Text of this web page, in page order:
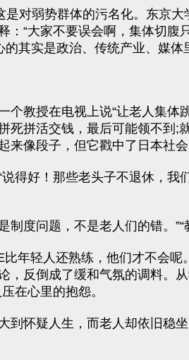
对弱势群体的污名化。东京大
“大家不要误会啊，集体切腹
其实是政治、传统产业、媒
教授在电视上说“让老人集体
拼活交钱，最后可能领不到;
像段子，但它戳中了日本社会
得好！那些老头子不退休，我
度问题，不是老人们的错。
年轻人还熟练，他们才不会
，反倒成了缓和气氛的调料。
在心里的抱怨。
怀疑人生，而老人却依旧稳